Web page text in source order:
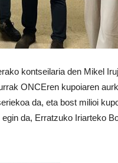
kontseilaria den Mikel
ONCEren kupoiaren
da, eta bost milioi
da, Erratzuko Iriarteko